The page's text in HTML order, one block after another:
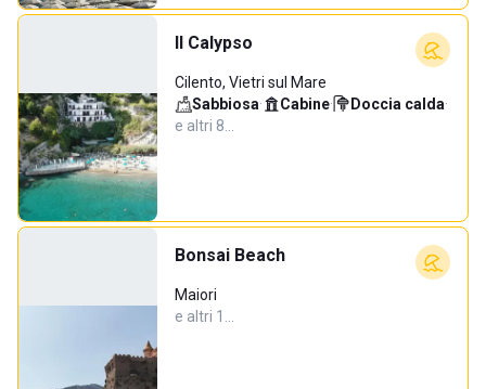
Il Calypso
Cilento, Vietri sul Mare
Sabbiosa· Cabine· Doccia calda·
e altri 8…
Bonsai Beach
Maiori
e altri 1…